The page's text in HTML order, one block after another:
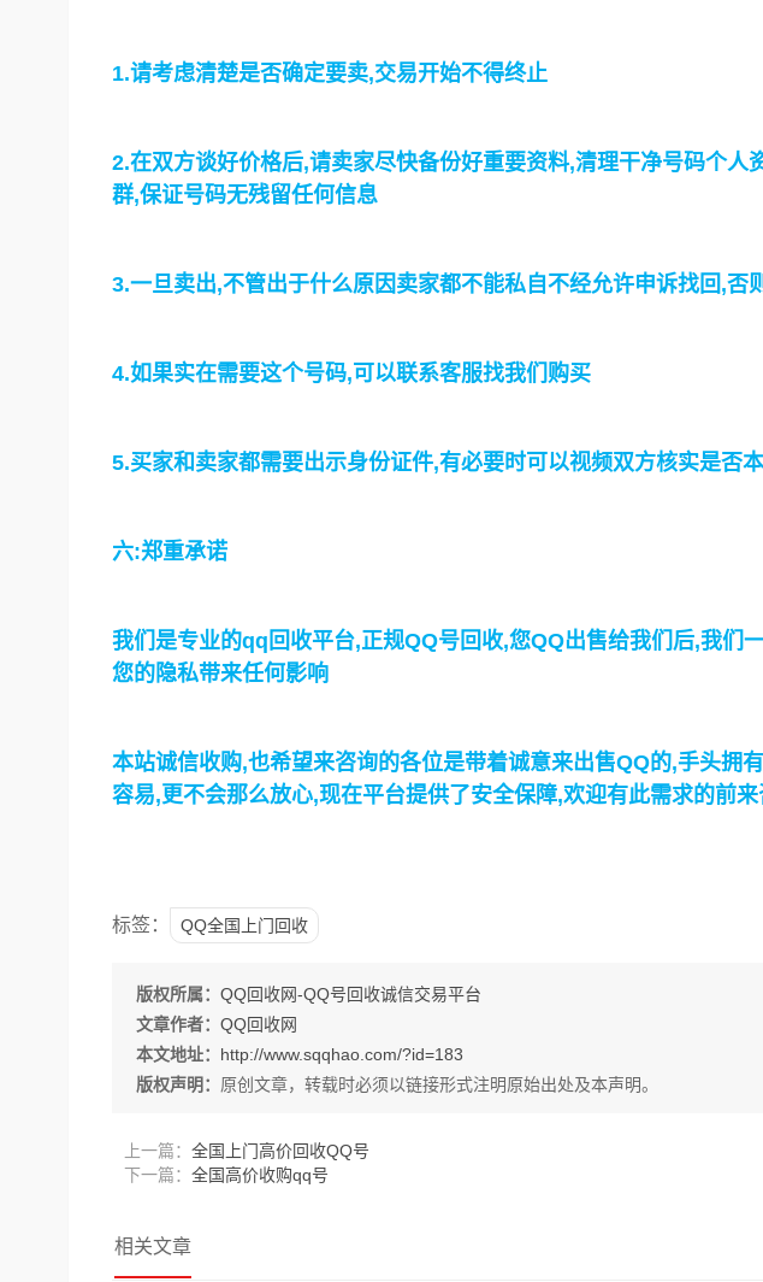
1.请考虑清楚是否确定要卖,交易开始不得终止
2.在双方谈好价格后,请卖家尽快备份好重要资料,清理干净号码个
群,保证号码无残留任何信息
3.一旦卖出,不管出于什么原因卖家都不能私自不经允许申诉找回,否
4.如果实在需要这个号码,可以联系客服找我们购买
5.买家和卖家都需要出示身份证件,有必要时可以视频双方核实是否
六:郑重承诺
我们是专业的qq回收平台,正规QQ号回收,您QQ出售给我们后,我们
您的隐私带来任何影响
本站诚信收购,也希望来咨询的各位是带着诚意来出售QQ的,手头拥
容易,更不会那么放心,现在平台提供了安全保障,欢迎有此需求的前
标签： QQ全国上门回收
版权所属： QQ回收网-QQ号回收诚信交易平台
文章作者： QQ回收网
本文地址： http://www.sqqhao.com/?id=183
版权声明： 原创文章，转载时必须以链接形式注明原始出处及本声明。
上一篇： 全国上门高价回收QQ号
下一篇： 全国高价收购qq号
相关文章